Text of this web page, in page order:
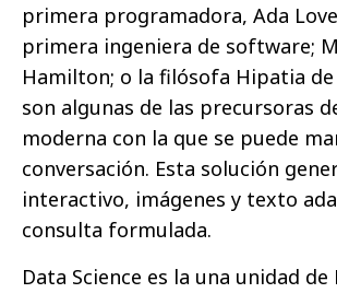
primera programadora, Ada
primera ingeniera de software;
Hamilton; o la filósofa Hipatia
son algunas de las precursoras
moderna con la que se puede
conversación. Esta solución
interactivo, imágenes y texto
consulta formulada.
Data Science es la una unidad de